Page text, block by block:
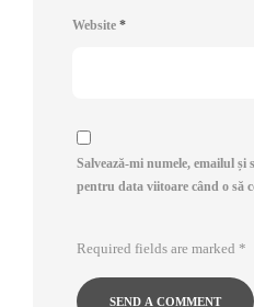
Website *
Salvează-mi numele, emailul și
pentru data viitoare când o să
Required fields are marked *